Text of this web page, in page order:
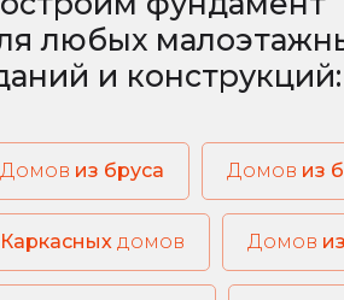
любых
и конструкций:
Домов из бруса из
Каркасных домов